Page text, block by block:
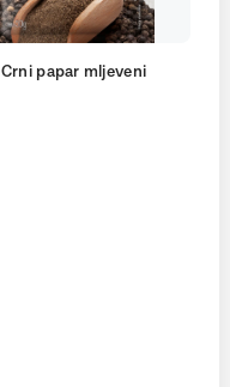
Crni papar mljeveni